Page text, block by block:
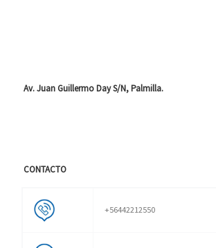
Av. Juan Guillermo Day S/N, Palmilla.
CONTACTO
+56442212550